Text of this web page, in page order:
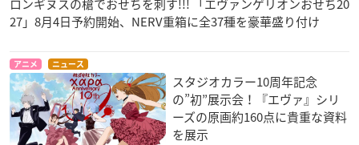
ロンギヌスの槍でおせちを刺す!!! 「エヴァンゲリオンおせち20
27」8月4日予約開始、NERV重箱に全37種を豪華盛り付け
アニメ ニュース
スタジオカラー10周年記念
の”初”展示会！『エヴァ』シリ
ーズの原画約160点に貴重な資料
を展示